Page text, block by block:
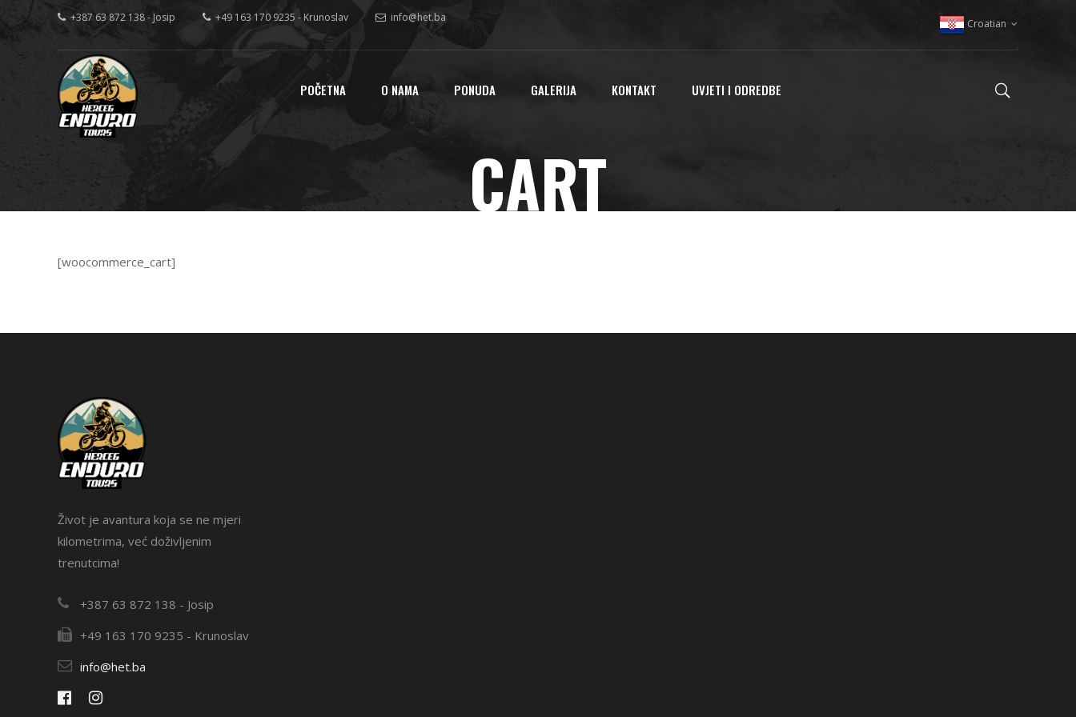
+387 63 872 138 - Josip +49 163 170 9235 - Krunoslav info@het.ba Croatian
POČETNA O NAMA PONUDA GALERIJA KONTAKT UVJETI I ODREDBE
CART
[woocommerce_cart]
Život je avantura koja se ne mjeri
kilometrima, već doživljenim
trenutcima!
+387 63 872 138 - Josip
+49 163 170 9235 - Krunoslav
info@het.ba